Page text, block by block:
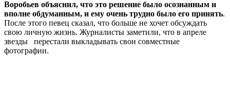
Воробьев объяснил, что это решение было осознанным и
вполне обдуманным, и ему очень трудно было его принять.
После этого певец сказал, что больше не хочет обсуждать
свою личную жизнь. Журналисты заметили, что в апреле
звезды перестали выкладывать свои совместные
фотографии.